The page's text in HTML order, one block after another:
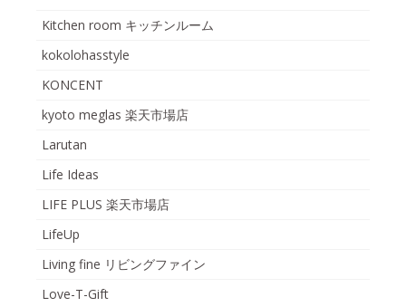
Kitchen room キッチンルーム
kokolohasstyle
KONCENT
kyoto meglas 楽天市場店
Larutan
Life Ideas
LIFE PLUS 楽天市場店
LifeUp
Living fine リビングファイン
Love-T-Gift